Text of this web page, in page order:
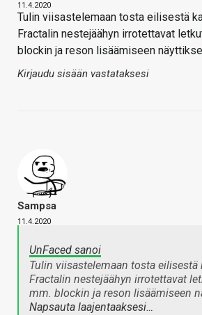
11.4.2020
Tulin viisastelemaan tosta eilisestä
Fractalin nestejäähyn irrotettavat
blockin ja reson lisäämiseen
Kirjaudu sisään vastataksesi
Sampsa
11.4.2020
UnFaced sanoi
Tulin viisastelemaan tosta eilisestä
Fractalin nestejäähyn irrotettavat
mm. blockin ja reson lisäämiseen
Napsauta laajentaaksesi…